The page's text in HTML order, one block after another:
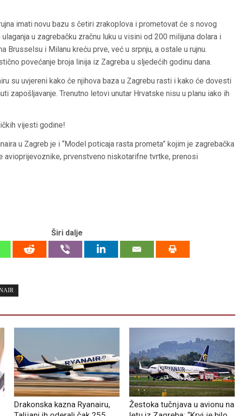
imati novu bazu s četiri zrakoplova i prometovat će s novog
u zagrebačku zračnu luku u visini od 200 milijuna dolara i
Brusselsu i Milanu kreću prve, već u srpnju, a ostale u rujnu.
povećanje broja linija iz Zagreba u sljedećih godinu dana.
su uvjereni kako će njihova baza u Zagrebu rasti i kako će dovesti
zapošljavanje. Trenutno letovi unutar Hrvatske nisu u planu iako ih
vijesti godine!
u Zagreb je i “Model poticaja rasta prometa” kojim je zagrebačka
avioprijevoznike, prvenstveno niskotarifne tvrtke, prenosi
Širi dalje
Drakonska kazna Ryanairu,
Žestoka tučnjava u avionu na